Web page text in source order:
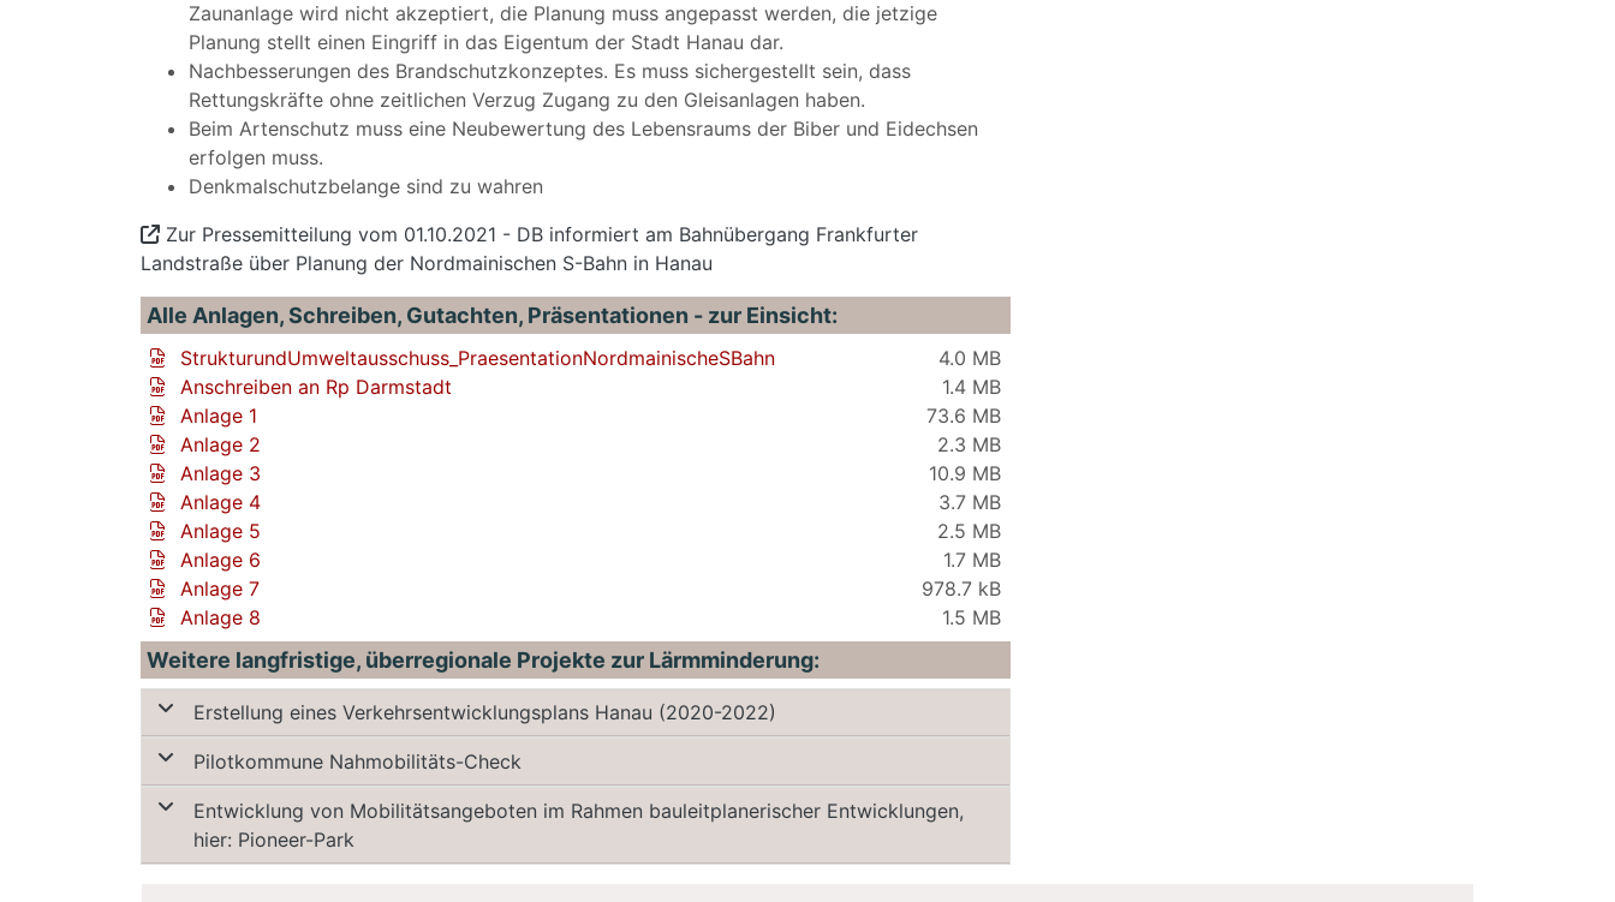
Zaunanlage wird nicht akzeptiert, die Planung muss angepasst werden, die jetzige
Planung stellt einen Eingriff in das Eigentum der Stadt Hanau dar.
Nachbesserungen des Brandschutzkonzeptes. Es muss sichergestellt sein, dass
Rettungskräfte ohne zeitlichen Verzug Zugang zu den Gleisanlagen haben.
Beim Artenschutz muss eine Neubewertung des Lebensraums der Biber und Eidechsen
erfolgen muss.
Denkmalschutzbelange sind zu wahren
Zur Pressemitteilung vom 01.10.2021 - DB informiert am Bahnübergang Frankfurter
Landstraße über Planung der Nordmainischen S-Bahn in Hanau
Alle Anlagen, Schreiben, Gutachten, Präsentationen - zur Einsicht:
StrukturundUmweltausschuss_PraesentationNordmainischeSBahn
4.0 MB
Anschreiben an Rp Darmstadt
1.4 MB
Anlage 1
73.6 MB
Anlage 2
2.3 MB
Anlage 3
10.9 MB
Anlage 4
3.7 MB
Anlage 5
2.5 MB
Anlage 6
1.7 MB
Anlage 7
978.7 kB
Anlage 8
1.5 MB
Weitere langfristige, überregionale Projekte zur Lärmminderung:
Erstellung eines Verkehrsentwicklungsplans Hanau (2020-2022)
Pilotkommune Nahmobilitäts-Check
Entwicklung von Mobilitätsangeboten im Rahmen bauleitplanerischer Entwicklungen,
hier: Pioneer-Park